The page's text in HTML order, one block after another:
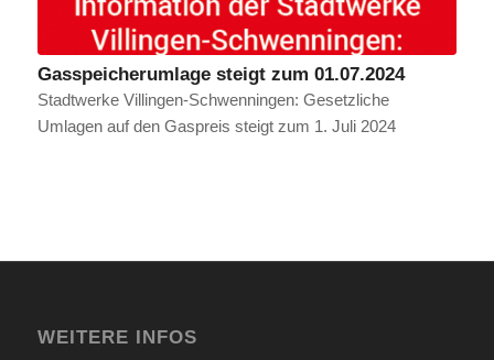
Gasspeicherumlage steigt zum 01.07.2024
Stadtwerke Villingen-Schwenningen: Gesetzliche
Umlagen auf den Gaspreis steigt zum 1. Juli 2024
WEITERE INFOS